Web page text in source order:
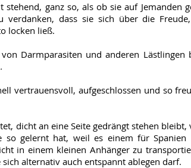
ganz so, als ob sie auf Jemanden
dass sie sich über die
locken ließ.
Darmparasiten und anderen Lästlingen
vertrauensvoll, aufgeschlossen und so
dicht an eine Seite gedrängt stehen
so gelernt hat, weil es einem für Spanien
in einem kleinen Anhänger zu
alternativ auch entspannt ablegen darf.